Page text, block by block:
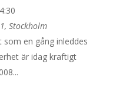
Stockholm
en gång inleddes
är idag kraftigt